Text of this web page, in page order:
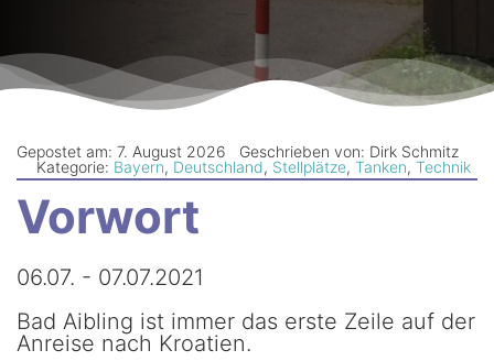
Gepostet am: 7. August 2026
Geschrieben von: Dirk Schmitz
Kategorie: Bayern, Deutschland, Stellplätze, Tanken, Technik
Vorwort
06.07. - 07.07.2021
Bad Aibling ist immer das erste Zeile auf der
Anreise nach Kroatien.